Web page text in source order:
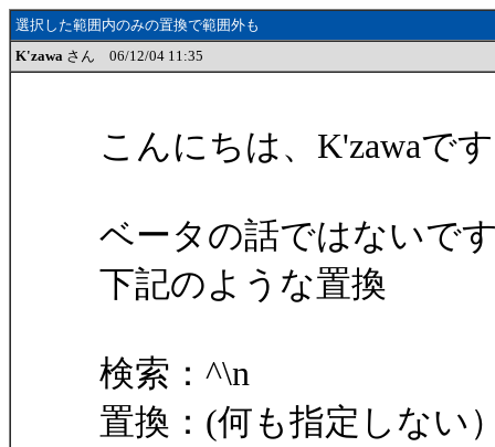
選択した範囲内のみの置換で範囲外も
K'zawa さん 06/12/04 11:35
こんにちは、K'zawaで
ベータの話ではないで
下記のような置換
検索：^\n
置換：(何も指定しない